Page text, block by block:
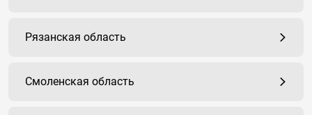
Рязанская область
Смоленская область